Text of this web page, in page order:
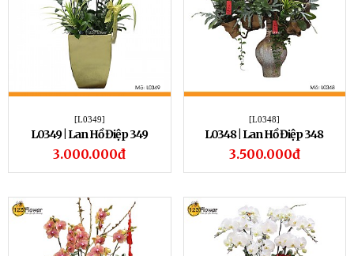
[L0349]
L0349 | Lan Hồ Điệp 349
3.000.000đ
[L0348]
L0348 | Lan Hồ Điệp 348
3.500.000đ